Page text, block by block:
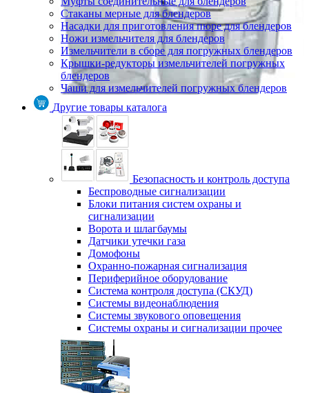
Стаканы мерные для блендеров
Насадки для приготовления пюре для блендеров
Ножи измельчителя для блендеров
Измельчители в сборе для погружных блендеров
Крышки-редукторы измельчителей погружных
блендеров
Чаши для измельчителей погружных блендеров
Другие товары каталога
Безопасность и контроль доступа
Беспроводные сигнализации
Блоки питания систем охраны и
сигнализации
Ворота и шлагбаумы
Датчики утечки газа
Домофоны
Охранно-пожарная сигнализация
Периферийное оборудование
Система контроля доступа (СКУД)
Системы видеонаблюдения
Системы звукового оповещения
Системы охраны и сигнализации прочее